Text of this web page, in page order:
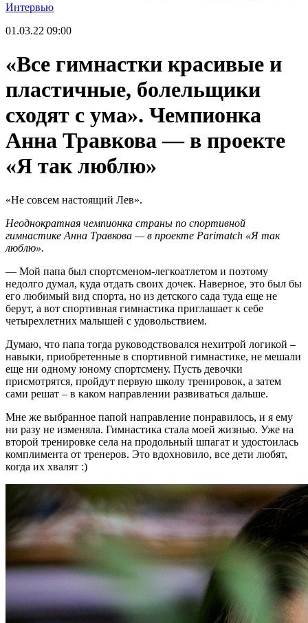
Интервью
01.03.22 09:00
«Все гимнастки красивые и
пластичные, болельщики
сходят с ума». Чемпионка
Анна Травкова — в проекте
«Я так люблю»
«Не совсем настоящий Лев».
Неоднократная чемпионка страны по спортивной
гимнастике Анна Травкова — в проекте Parimatch «Я так
люблю».
— Мой папа был спортсменом-легкоатлетом и поэтому
недолго думал, куда отдать своих дочек. Наверное, это был бы
его любимый вид спорта, но из детского сада туда еще не
берут, а вот спортивная гимнастика приглашает к себе
четырехлетних малышей с удовольствием.
Думаю, что папа тогда руководствовался нехитрой логикой –
навыки, приобретенные в спортивной гимнастике, не мешали
еще ни одному юному спортсмену. Пусть девочки
присмотрятся, пройдут первую школу тренировок, а затем
сами решат – в каком направлении развиваться дальше.
Мне же выбранное папой направление понравилось, и я ему
ни разу не изменяла. Гимнастика стала моей жизнью. Уже на
второй тренировке села на продольный шпагат и удостоилась
комплимента от тренеров. Это вдохновило, все дети любят,
когда их хвалят :)